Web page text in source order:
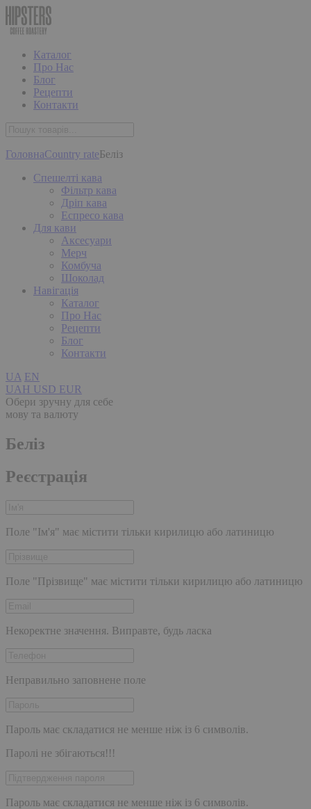
Каталог
Про Нас
Блог
Рецепти
Контакти
ГоловнаCountry rateБеліз
Спешелті кава
Фільтр кава
Дріп кава
Еспресо кава
Для кави
Аксесуари
Мерч
Комбуча
Шоколад
Навігація
Каталог
Про Нас
Рецепти
Блог
Контакти
UA EN
UAH USD EUR
Обери зручну для себе
мову та валюту
Беліз
Реєстрація
Поле "Ім'я" має містити тільки кирилицю або латиницю
Поле "Прізвище" має містити тільки кирилицю або латиницю
Некоректне значення. Виправте, будь ласка
Неправильно заповнене поле
Пароль має складатися не менше ніж із 6 символів.
Паролі не збігаються!!!
Пароль має складатися не менше ніж із 6 символів.